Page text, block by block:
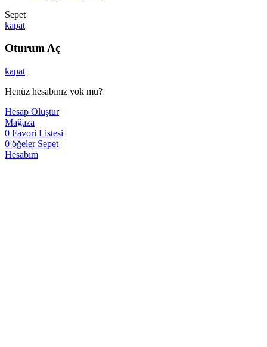
Sepet
kapat
Oturum Aç
kapat
Henüz hesabınız yok mu?
Hesap Oluştur
Mağaza
0 Favori Listesi
0 öğeler Sepet
Hesabım